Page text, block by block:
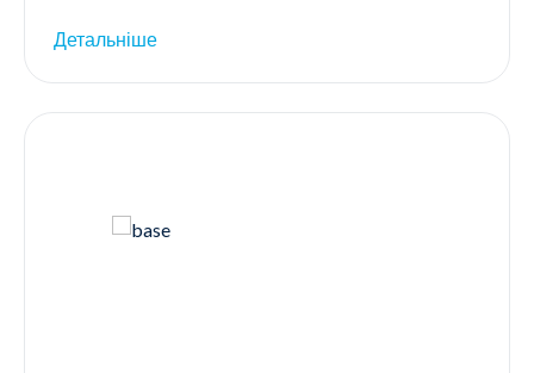
Детальніше